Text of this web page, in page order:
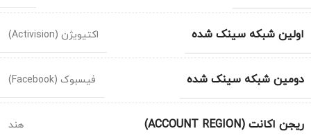
اولین شبکه سینک شده اکتیویژن (Activision)
دومین شبکه سینک شده فیسبوک (Facebook)
ریجن اکانت (ACCOUNT REGION) هند